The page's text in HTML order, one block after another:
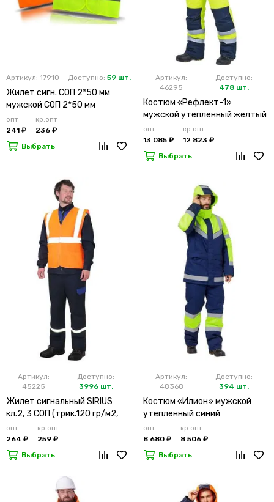
Артикул: 17910 Доступно: 59 шт.
Жилет сигн. СОП 2*50 мм
мужской СОП 2*50 мм
опт
241 ₽
кр.опт
236 ₽
Выбрать
Артикул:
46295
Доступно:
478 шт.
Костюм «Рефлект-1»
мужской утепленный желтый
с п/к
опт
13 085 ₽
кр.опт
12 823 ₽
Выбрать
Артикул:
45225
Доступно:
3996 шт.
Жилет сигнальный SIRIUS
кл.2, 3 СОП (трик.120 гр/м2,
карманы) оранжевый
опт
264 ₽
кр.опт
259 ₽
Выбрать
Артикул:
48368
Доступно:
394 шт.
Костюм «Илион» мужской
утепленный синий
опт
8 680 ₽
кр.опт
8 506 ₽
Выбрать